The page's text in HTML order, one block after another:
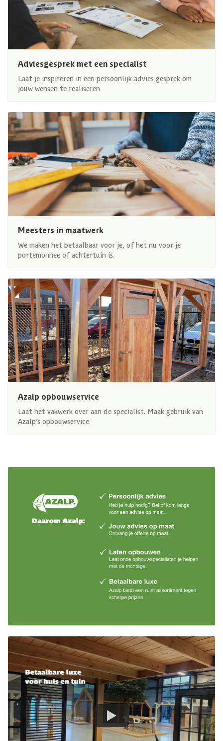
Adviesgesprek met een specialist
Laat je inspireren in een persoonlijk advies gesprek om
jouw wensen te realiseren
Meesters in maatwerk
We maken het betaalbaar voor je, of het nu voor je
portemonnee of achtertuin is.
Azalp opbouwservice
Laat het vakwerk over aan de specialist. Maak gebruik van
Azalp’s opbouwservice.